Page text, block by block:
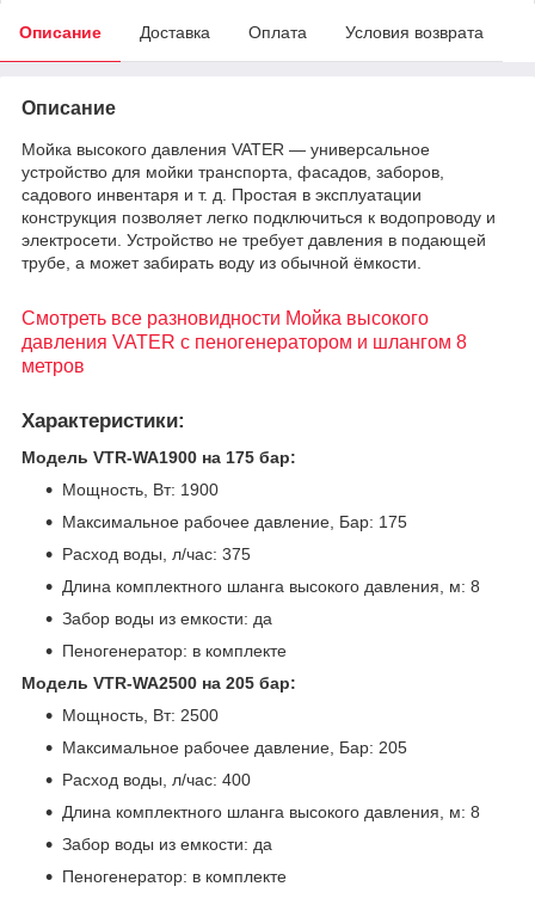
Описание Доставка Оплата Условия возврата
Описание
Мойка высокого давления VATER — универсальное
устройство для мойки транспорта, фасадов, заборов,
садового инвентаря и т. д. Простая в эксплуатации
конструкция позволяет легко подключиться к водопроводу и
электросети. Устройство не требует давления в подающей
трубе, а может забирать воду из обычной ёмкости.
Смотреть все разновидности Мойка высокого
давления VATER с пеногенератором и шлангом 8
метров
Характеристики:
Модель VTR-WA1900 на 175 бар:
Мощность, Вт: 1900
Максимальное рабочее давление, Бар: 175
Расход воды, л/час: 375
Длина комплектного шланга высокого давления, м: 8
Забор воды из емкости: да
Пеногенератор: в комплекте
Модель VTR-WA2500 на 205 бар:
Мощность, Вт: 2500
Максимальное рабочее давление, Бар: 205
Расход воды, л/час: 400
Длина комплектного шланга высокого давления, м: 8
Забор воды из емкости: да
Пеногенератор: в комплекте